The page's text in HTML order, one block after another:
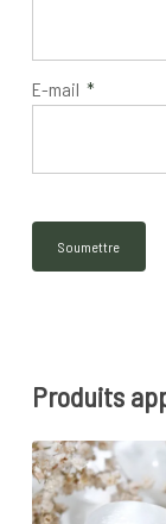
E-mail *
Produits